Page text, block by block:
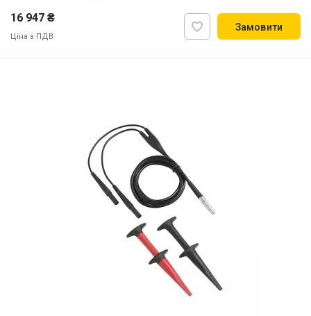
16 947 ₴
Ціна з ПДВ
Замовити